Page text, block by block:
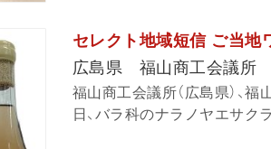
セレクト地域短信 ご当地
広島県 福山商工会議所
福山商工会議所（広島県）、
日、バラ科のナラノヤエサク